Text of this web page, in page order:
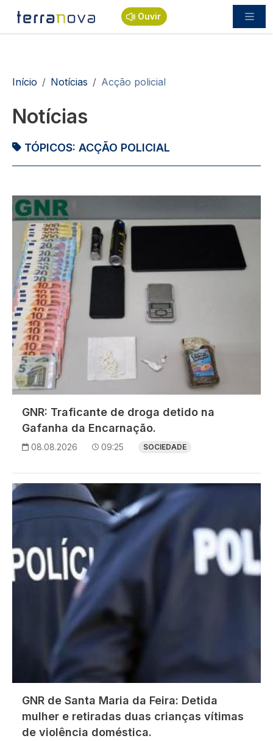
Passar para o conteúdo principal
Ouvir
Navegação estrutural
Início Notícias Acção policial
Notícias
TÓPICOS: ACÇÃO POLICIAL
Imagem
GNR: Traficante de droga detido na
Gafanha da Encarnação.
08.08.2026 09:25 SOCIEDADE
Imagem
GNR de Santa Maria da Feira: Detida
mulher e retiradas duas crianças vítimas
de violência doméstica.